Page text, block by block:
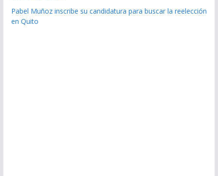
Pabel Muñoz inscribe su candidatura para buscar la reelección
en Quito